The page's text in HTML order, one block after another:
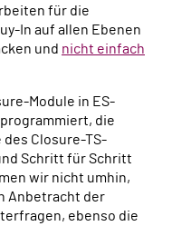
für die
In auf allen Ebenen
und nicht einfach
Module in ES-
programmiert, die
Closure-TS-
Schritt für Schritt
wir nicht umhin,
Anbetracht der
ebenso die